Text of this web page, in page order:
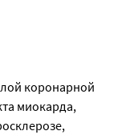
коронарной
миокарда,